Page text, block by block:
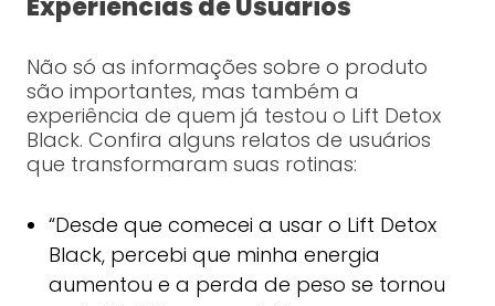
Experiências de Usuários
Não só as informações sobre o produto
são importantes, mas também a
experiência de quem já testou o Lift Detox
Black. Confira alguns relatos de usuários
que transformaram suas rotinas:
“Desde que comecei a usar o Lift Detox
Black, percebi que minha energia
aumentou e a perda de peso se tornou